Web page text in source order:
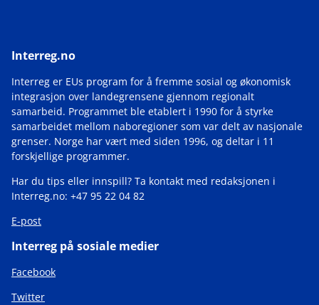
Interreg.no
Interreg er EUs program for å fremme sosial og økonomisk
integrasjon over landegrensene gjennom regionalt
samarbeid. Programmet ble etablert i 1990 for å styrke
samarbeidet mellom naboregioner som var delt av nasjonale
grenser. Norge har vært med siden 1996, og deltar i 11
forskjellige programmer.
Har du tips eller innspill? Ta kontakt med redaksjonen i
Interreg.no: +47 95 22 04 82
E-post
Interreg på sosiale medier
Facebook
Twitter